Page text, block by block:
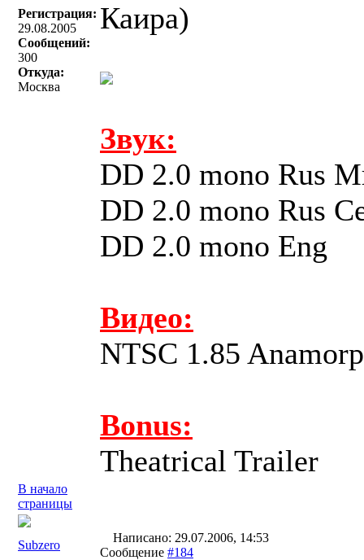
Регистрация:
29.08.2005
Сообщений:
300
Откуда:
Москва
Каира)
Звук:
DD 2.0 mono Rus
DD 2.0 mono Rus
DD 2.0 mono Eng
Видео:
NTSC 1.85
Bonus:
Theatrical Trailer
В начало
страницы
Subzero
Написано: 29.07.2006, 14:53
Сообщение #184